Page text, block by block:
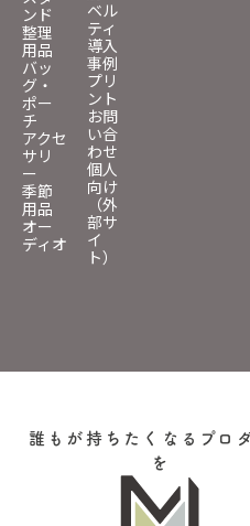
ンド
整理
用品
バッ
グ・
ポー
チ
アクセ
サリ
ー
季節
用品
オー
ディオ
ベル
ティ
導入
事例
プリ
ント
お問
い合
わせ
個人
向け
（外
部サ
イ
ト）
誰もが持ちたくなるプロ
を